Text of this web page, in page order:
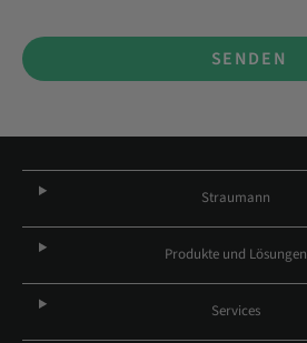
SENDEN
Straumann
Produkte und Lösungen
Services